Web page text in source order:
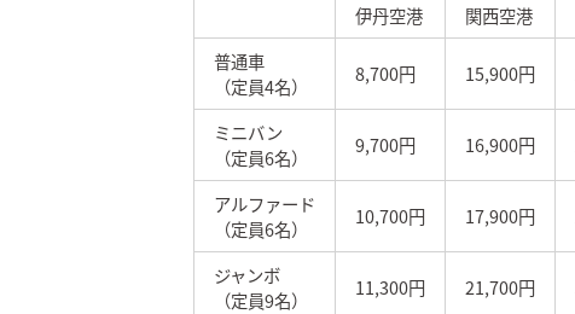
伊丹空港 関西空港
普通車
（定員4名）
8,700円 15,900円
ミニバン
（定員6名）
9,700円 16,900円
アルファード
（定員6名）
10,700円 17,900円
ジャンボ
（定員9名）
11,300円 21,700円